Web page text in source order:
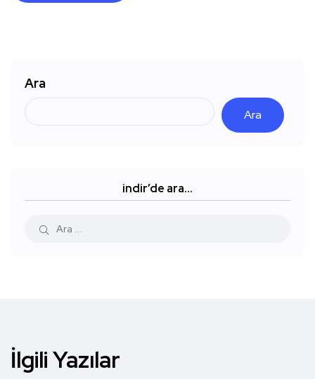
Ara
Ara
indir’de ara…
İlgili Yazılar